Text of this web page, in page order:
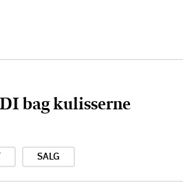
bag kulisserne
SALG